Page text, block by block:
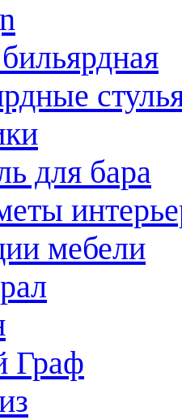
для бара
мебели
Граф